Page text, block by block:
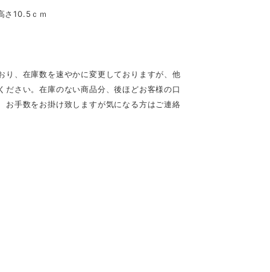
さ10.5ｃｍ
り、在庫数を速やかに変更しておりますが、他
さい。在庫のない商品分、後ほどお客様の口
お手数をお掛け致しますが気になる方はご連絡